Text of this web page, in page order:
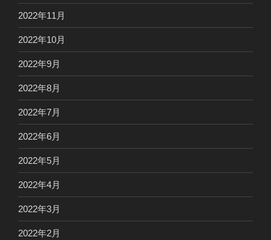
2022年11月
2022年10月
2022年9月
2022年8月
2022年7月
2022年6月
2022年5月
2022年4月
2022年3月
2022年2月